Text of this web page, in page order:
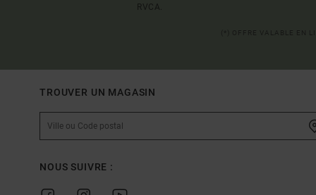
RVCA.
TROUVER UN MAGASIN
NOUS SUIVRE :